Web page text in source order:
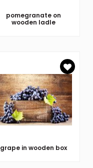
pomegranate on
wooden ladle
grape in wooden box